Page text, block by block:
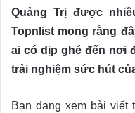
Quảng Trị được
Topnlist mong rằng
ai có dịp ghé đến nơi
trải nghiệm sức hút
Bạn đang xem bài viết